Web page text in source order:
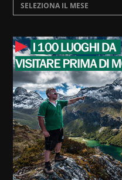
SELEZIONA IL MESE